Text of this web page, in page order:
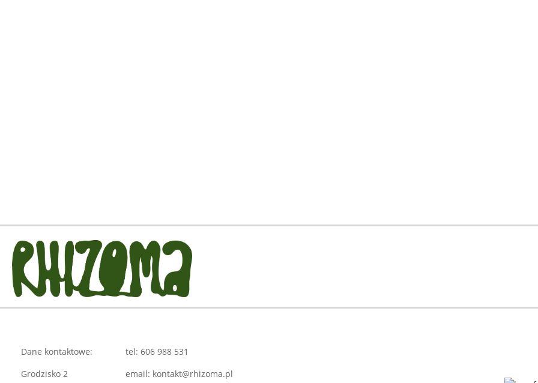
Dane kontaktowe:
Grodzisko 2
tel: 606 988 531
email: kontakt@rhizoma.pl